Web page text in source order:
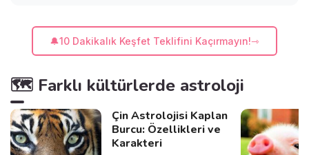
🔔10 Dakikalık Keşfet Teklifini Kaçırmayın!
🗺️ Farklı kültürlerde astroloji
Çin Astrolojisi Kaplan
Burcu: Özellikleri ve
Karakteri